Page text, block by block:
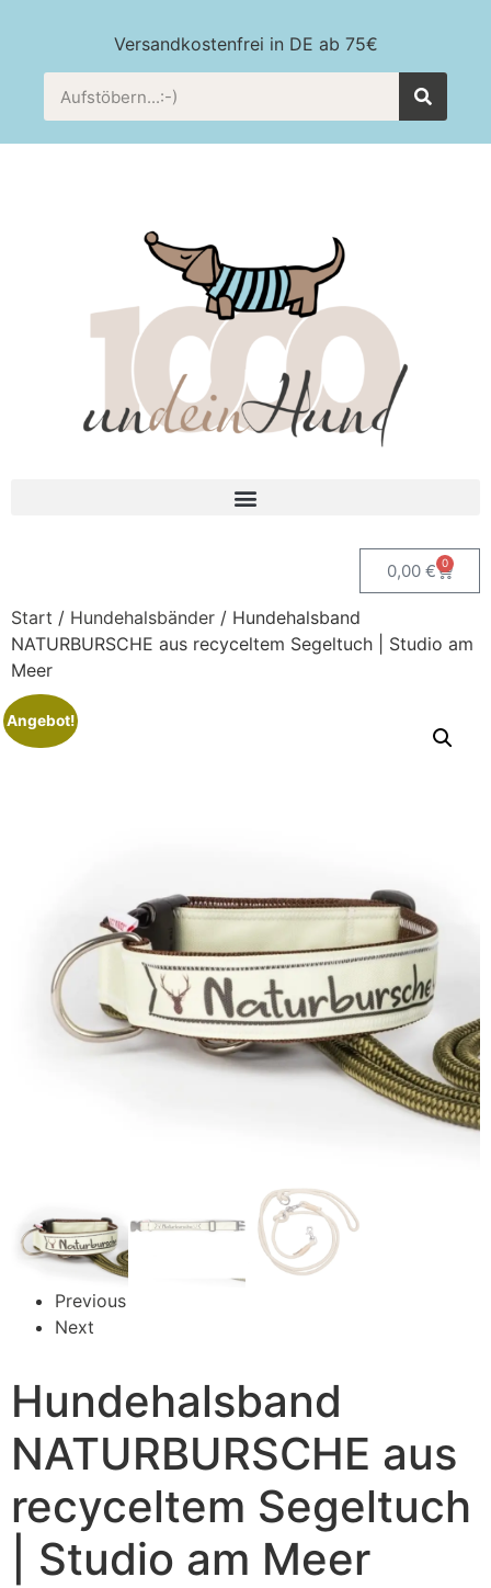
Versandkostenfrei in DE ab 75€
0,00 € 0
Start / Hundehalsbänder / Hundehalsband
NATURBURSCHE aus recyceltem Segeltuch | Studio am
Meer
Angebot!
Previous
Next
Hundehalsband
NATURBURSCHE aus
recyceltem Segeltuch
| Studio am Meer